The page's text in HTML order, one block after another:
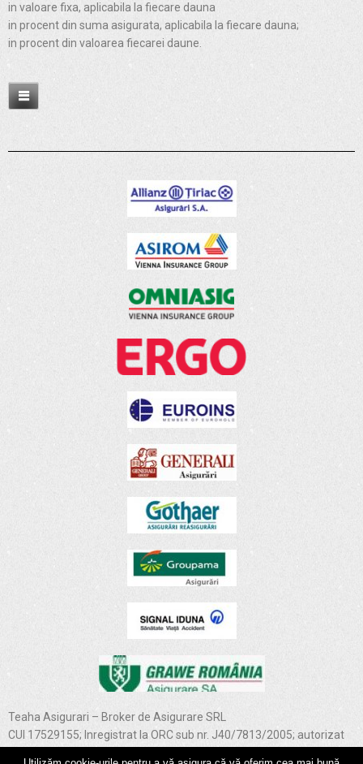
in valoare fixa, aplicabila la fiecare dauna
in procent din suma asigurata, aplicabila la fiecare dauna;
in procent din valoarea fiecarei daune.
Teaha Asigurari – Broker de Asigurare SRL
CUI 17529155; Inregistrat la ORC sub nr. J40/7813/2005; autorizat